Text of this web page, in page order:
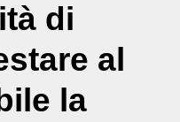
di
al
la